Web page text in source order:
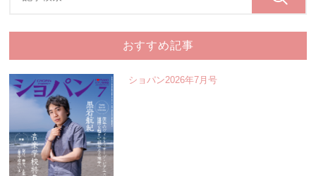
おすすめ記事
ショパン2026年7月号